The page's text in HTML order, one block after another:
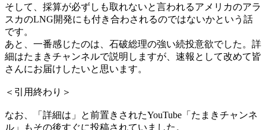
そして、採算が必ずしも取れないと言われるアメリカのアラ
スカのLNG開発にも付き合わされるのではないかという話
です。
あと、一番感じたのは、石破総理の強い続投意欲でした。詳
細はたまきチャンネルで説明しますが、速報として改めて皆
さんにお届けしたいと思います。
＜引用終わり＞
なお、「詳細は」と前置きされたYouTube「たまきチャンネ
ル」もその後すぐに投稿されていました。